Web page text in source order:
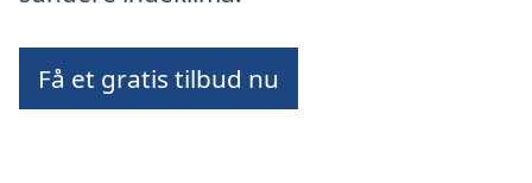
Få et gratis tilbud nu